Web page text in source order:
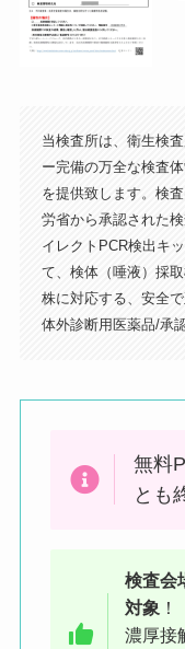
左手にマ
右に曲が
の道）
当検査所は、衛生検
ー完備の万全な検査
を提供致します。検
労省から承認された
イレクトPCR検出キ
て、検体（唾液）採
株に対応する、安全
体外診断用医薬品/承
無料
とも
検査会
対象 ！
濃厚接